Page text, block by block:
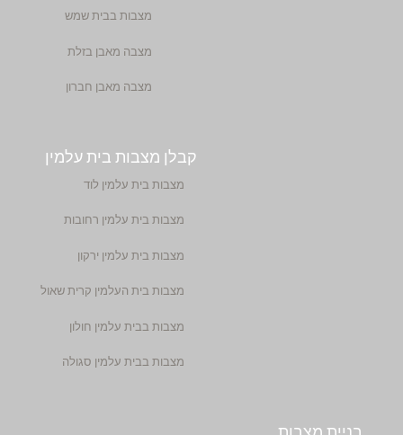
מצבות בבית שמש
מצבה מאבן בזלת
מצבה מאבן חברון
קבלן מצבות בית עלמין
מצבות בית עלמין לוד
מצבות בית עלמין רחובות
מצבות בית עלמין ירקון
מצבות בית העלמין קרית שאול
מצבות בבית עלמין חולון
מצבות בבית עלמין סגולה